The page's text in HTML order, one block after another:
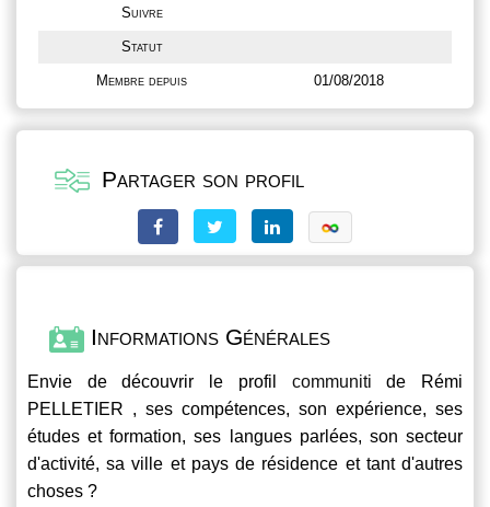
Suivre
Statut
Membre depuis 01/08/2018
Partager son profil
Informations Générales
Envie de découvrir le profil communiti de Rémi
PELLETIER , ses compétences, son expérience, ses
études et formation, ses langues parlées, son secteur
d'activité, sa ville et pays de résidence et tant d'autres
choses ?